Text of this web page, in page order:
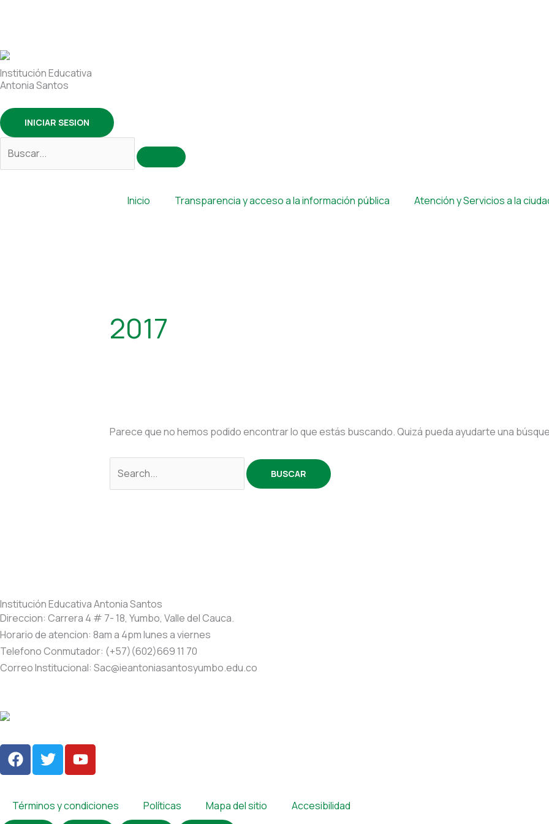
Institución Educativa
Antonia Santos
INICIAR SESION
Inicio Transparencia y acceso a la información pública Atención y Servicios a la
2017
Parece que no hemos podido encontrar lo que estás buscando. Quizá pueda ayudarte una
Institución Educativa Antonia Santos
Direccion: Carrera 4 # 7- 18, Yumbo, Valle del Cauca.
Horario de atencion: 8am a 4pm lunes a viernes
Telefono Conmutador: (+57)(602)669 11 70
Correo Institucional: Sac@ieantoniasantosyumbo.edu.co
F
a
c
e
b
T
w
i
t
Y
o
u
t
u
Términos y condiciones Políticas Mapa del sitio Accesibilidad